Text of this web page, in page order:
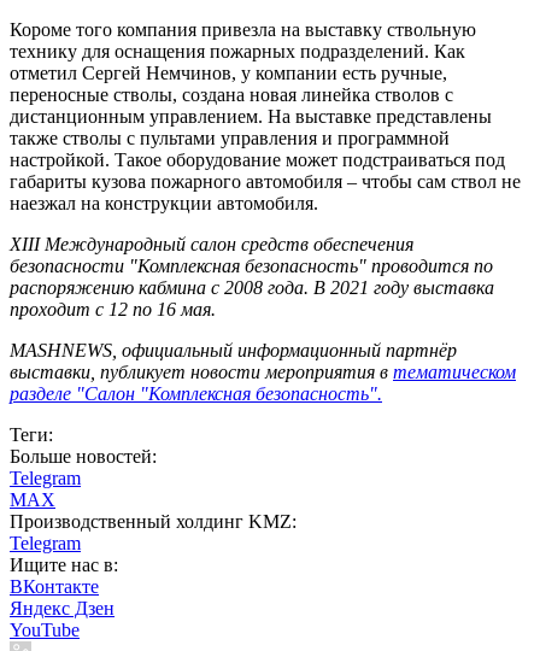
Короме того компания привезла на выставку ствольную
технику для оснащения пожарных подразделений. Как
отметил Сергей Немчинов, у компании есть ручные,
переносные стволы, создана новая линейка стволов с
дистанционным управлением. На выставке представлены
также стволы с пультами управления и программной
настройкой. Такое оборудование может подстраиваться под
габариты кузова пожарного автомобиля – чтобы сам ствол не
наезжал на конструкции автомобиля.
XIII Международный салон средств обеспечения
безопасности "Комплексная безопасность" проводится по
распоряжению кабмина с 2008 года. В 2021 году выставка
проходит с 12 по 16 мая.
MASHNEWS, официальный информационный партнёр
выставки, публикует новости мероприятия в тематическом
разделе "Салон "Комплексная безопасность".
Теги:
Больше новостей:
Telegram
MAX
Производственный холдинг KMZ:
Telegram
Ищите нас в:
ВКонтакте
Яндекс Дзен
YouTube